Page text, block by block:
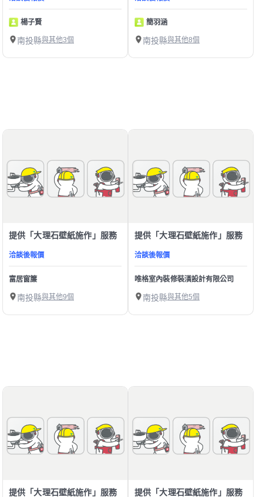
楊子賢
南投縣與其他3個
簡羽涵
南投縣與其他8個
提供「大理石壁紙施作」服務
洽談後報價
富居窗簾
南投縣與其他9個
提供「大理石壁紙施作」服務
洽談後報價
唯格室內裝修裝潢設計有限公司
南投縣與其他5個
提供「大理石壁紙施作」服務 提供「大理石壁紙施作」服務